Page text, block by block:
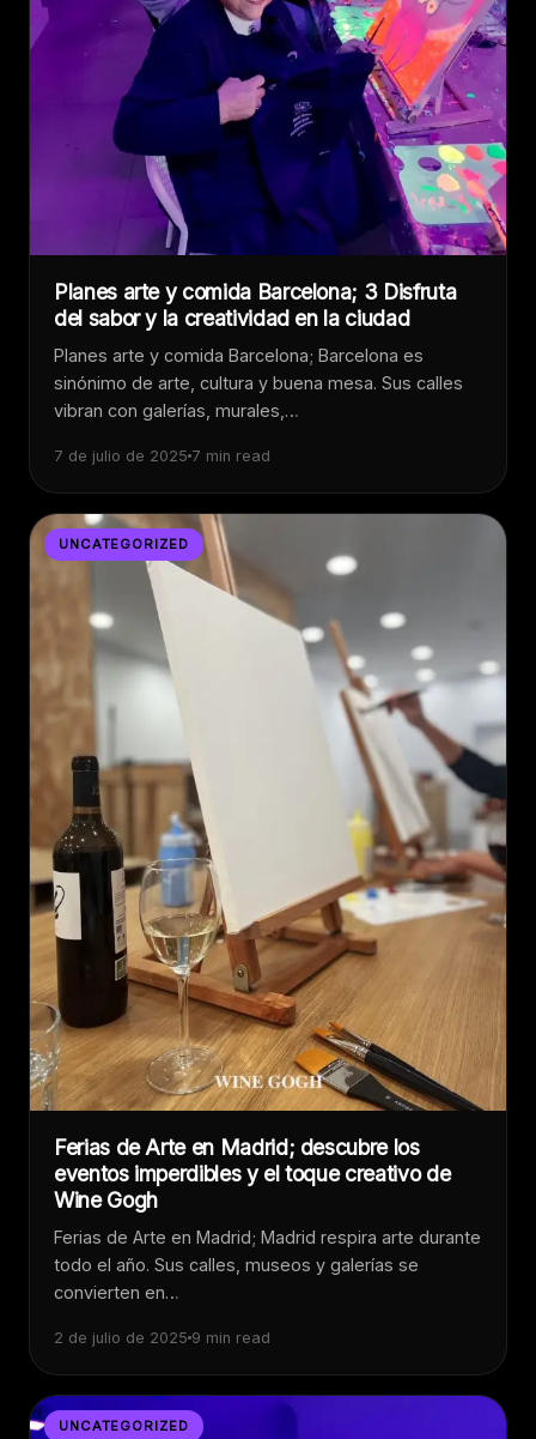
Planes arte y comida Barcelona; 3 Disfruta
del sabor y la creatividad en la ciudad
Planes arte y comida Barcelona; Barcelona es
sinónimo de arte, cultura y buena mesa. Sus calles
vibran con galerías, murales,…
7 de julio de 2025 7 min read
UNCATEGORIZED
Ferias de Arte en Madrid; descubre los
eventos imperdibles y el toque creativo de
Wine Gogh
Ferias de Arte en Madrid; Madrid respira arte durante
todo el año. Sus calles, museos y galerías se
convierten en…
2 de julio de 2025 9 min read
UNCATEGORIZED